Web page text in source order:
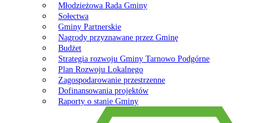
Młodzieżowa Rada Gminy
Sołectwa
Gminy Partnerskie
Nagrody przyznawane przez Gminę
Budżet
Strategia rozwoju Gminy Tarnowo Podgórne
Plan Rozwoju Lokalnego
Zagospodarowanie przestrzenne
Dofinansowania projektów
Raporty o stanie Gminy